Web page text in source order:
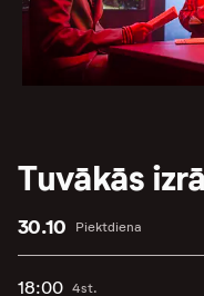
Tuvākās
Piektdiena
30.10
18:00 4st.